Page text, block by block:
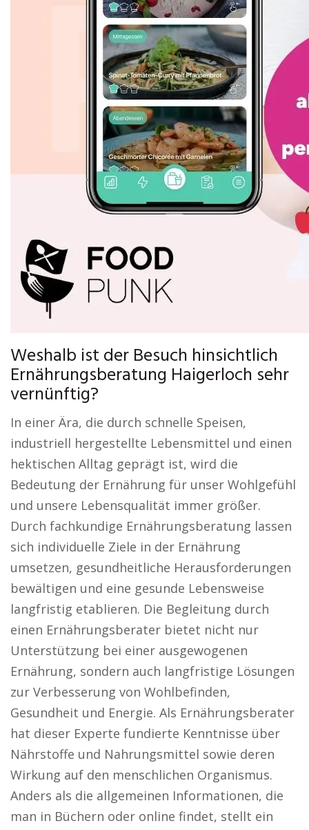
Weshalb ist der Besuch hinsichtlich
Ernährungsberatung Haigerloch sehr
vernünftig?
In einer Ära, die durch schnelle Speisen,
industriell hergestellte Lebensmittel und einen
hektischen Alltag geprägt ist, wird die
Bedeutung der Ernährung für unser Wohlgefühl
und unsere Lebensqualität immer größer.
Durch fachkundige Ernährungsberatung lassen
sich individuelle Ziele in der Ernährung
umsetzen, gesundheitliche Herausforderungen
bewältigen und eine gesunde Lebensweise
langfristig etablieren. Die Begleitung durch
einen Ernährungsberater bietet nicht nur
Unterstützung bei einer ausgewogenen
Ernährung, sondern auch langfristige Lösungen
zur Verbesserung von Wohlbefinden,
Gesundheit und Energie. Als Ernährungsberater
hat dieser Experte fundierte Kenntnisse über
Nährstoffe und Nahrungsmittel sowie deren
Wirkung auf den menschlichen Organismus.
Anders als die allgemeinen Informationen, die
man in Büchern oder online findet, stellt ein